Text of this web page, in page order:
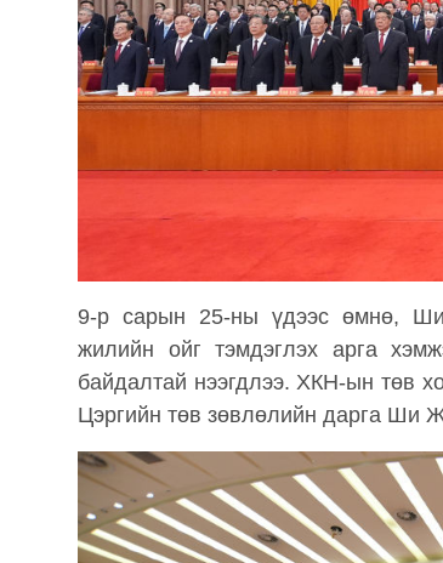
9-р сарын 25-ны үдээс өмнө,
жилийн ойг тэмдэглэх арга
байдалтай нээгдлээ. ХКН-ын төв
Цэргийн төв зөвлөлийн дарга Ши